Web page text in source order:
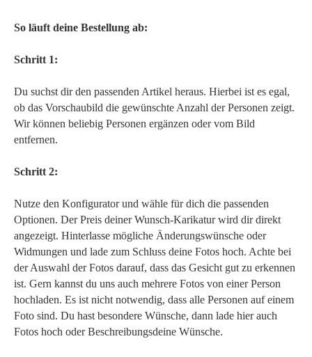
So läuft deine Bestellung ab:
Schritt 1:
Du suchst dir den passenden Artikel heraus. Hierbei ist es egal,
ob das Vorschaubild die gewünschte Anzahl der Personen zeigt.
Wir können beliebig Personen ergänzen oder vom Bild
entfernen.
Schritt 2:
Nutze den Konfigurator und wähle für dich die passenden
Optionen. Der Preis deiner Wunsch-Karikatur wird dir direkt
angezeigt. Hinterlasse mögliche Änderungswünsche oder
Widmungen und lade zum Schluss deine Fotos hoch. Achte bei
der Auswahl der Fotos darauf, dass das Gesicht gut zu erkennen
ist. Gern kannst du uns auch mehrere Fotos von einer Person
hochladen. Es ist nicht notwendig, dass alle Personen auf einem
Foto sind. Du hast besondere Wünsche, dann lade hier auch
Fotos hoch oder Beschreibungsdeine Wünsche.